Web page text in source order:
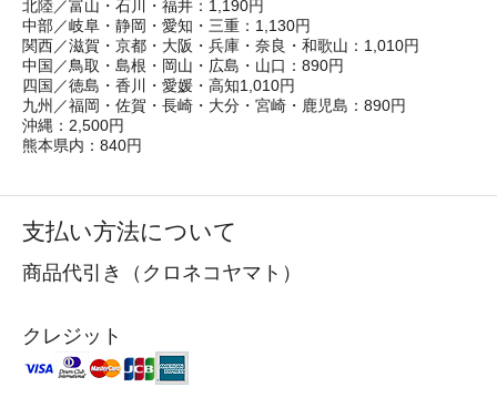
北陸／富山・石川・福井：1,190円
中部／岐阜・静岡・愛知・三重：1,130円
関西／滋賀・京都・大阪・兵庫・奈良・和歌山：1,010円
中国／鳥取・島根・岡山・広島・山口：890円
四国／徳島・香川・愛媛・高知1,010円
九州／福岡・佐賀・長崎・大分・宮崎・鹿児島：890円
沖縄：2,500円
熊本県内：840円
支払い方法について
商品代引き（クロネコヤマト）
クレジット